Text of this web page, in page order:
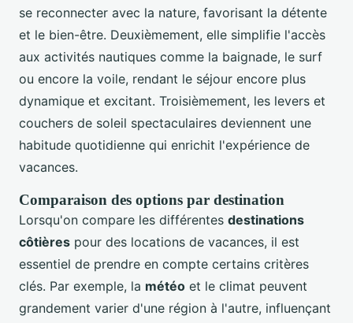
se reconnecter avec la nature, favorisant la détente
et le bien-être. Deuxièmement, elle simplifie l'accès
aux activités nautiques comme la baignade, le surf
ou encore la voile, rendant le séjour encore plus
dynamique et excitant. Troisièmement, les levers et
couchers de soleil spectaculaires deviennent une
habitude quotidienne qui enrichit l'expérience de
vacances.
Comparaison des options par destination
Lorsqu'on compare les différentes destinations
côtières pour des locations de vacances, il est
essentiel de prendre en compte certains critères
clés. Par exemple, la météo et le climat peuvent
grandement varier d'une région à l'autre, influençant